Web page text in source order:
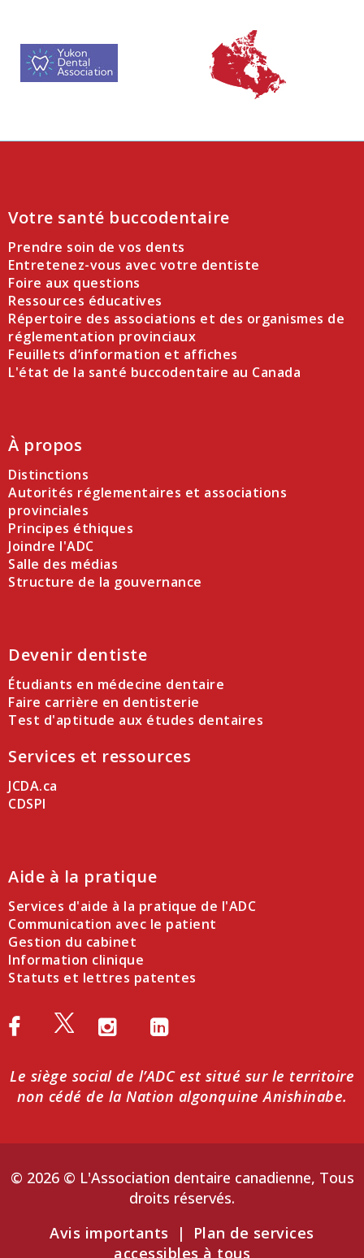
Votre santé buccodentaire
Prendre soin de vos dents
Entretenez-vous avec votre dentiste
Foire aux questions
Ressources éducatives
Répertoire des associations et des organismes de
réglementation provinciaux
Feuillets d’information et affiches
L'état de la santé buccodentaire au Canada
À propos
Distinctions
Autorités réglementaires et associations
provinciales
Principes éthiques
Joindre l'ADC
Salle des médias
Structure de la gouvernance
Devenir dentiste
Étudiants en médecine dentaire
Faire carrière en dentisterie
Test d'aptitude aux études dentaires
Services et ressources
JCDA.ca
CDSPI
Aide à la pratique
Services d'aide à la pratique de l'ADC
Communication avec le patient
Gestion du cabinet
Information clinique
Statuts et lettres patentes
Le siège social de l’ADC est situé sur le territoire
non cédé de la Nation algonquine Anishinabe.
© 2026 © L'Association dentaire canadienne, Tous
droits réservés.
Avis importants | Plan de services
accessibles à tous